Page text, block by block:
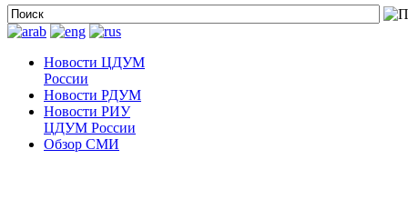
Новости ЦДУМ
России
Новости РДУМ
Новости РИУ
ЦДУМ России
Обзор СМИ